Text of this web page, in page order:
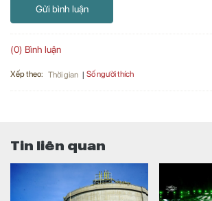
Gửi bình luận
(0) Bình luận
Xếp theo: Thời gian Số người thích
Tin liên quan